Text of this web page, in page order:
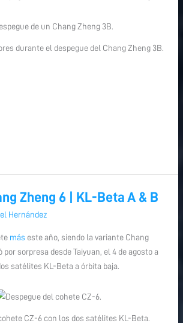
durante el despegue del Chang Zheng 3B.
Zheng 6 | KL-Beta A & B
Hernández
más este año, siendo la variante Chang
por sorpresa desde Taiyuan, el 4 de agosto a
satélites KL-Beta a órbita baja.
CZ-6 con los dos satélites KL-Beta.